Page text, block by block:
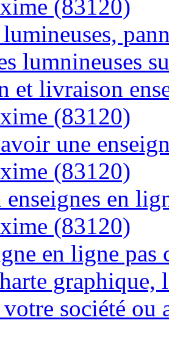
(83120)
lumnineuses
et livraison
(83120)
une
(83120)
en
(83120)
en ligne
graphique,
société